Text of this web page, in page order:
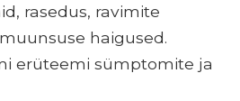
rasedus, ravimite
haigused.
erüteemi sümptomite ja